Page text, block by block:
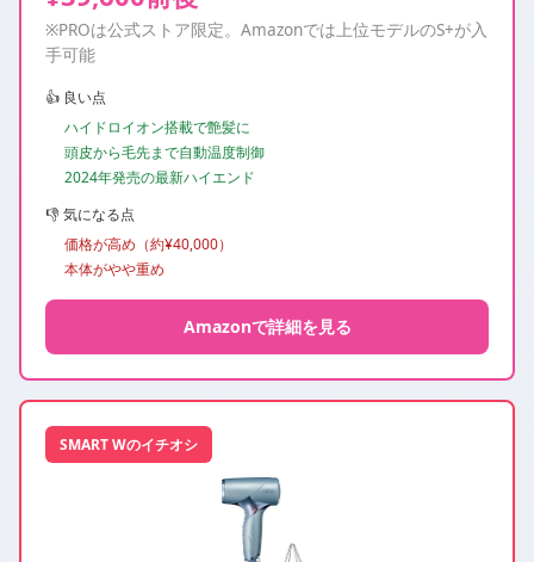
※PROは公式ストア限定。Amazonでは上位モデルのS+が入
手可能
👍 良い点
ハイドロイオン搭載で艶髪に
頭皮から毛先まで自動温度制御
2024年発売の最新ハイエンド
👎 気になる点
価格が高め（約¥40,000）
本体がやや重め
Amazonで詳細を見る
SMART Wのイチオシ